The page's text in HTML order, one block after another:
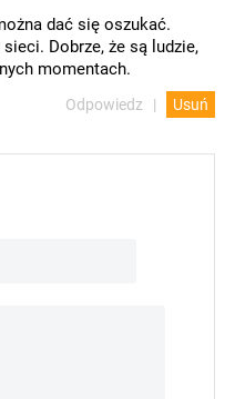
dać się oszukać.
Dobrze, że są ludzie,
momentach.
Odpowiedz Usuń